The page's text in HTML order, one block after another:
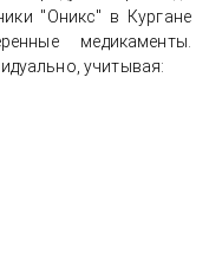
"Оникс" в Кургане
медикаменты.
учитывая: